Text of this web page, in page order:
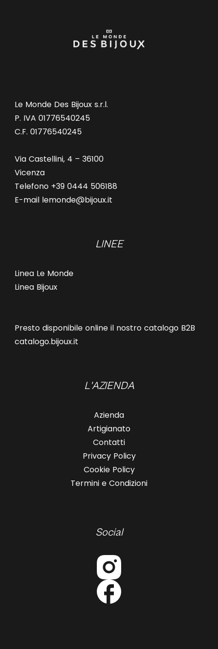
Le Monde Des Bijoux s.r.l.
P. IVA 01776540245
C.F. 01776540245
Via Castellini, 4 – 36100
Vicenza
Telefono +39 0444 506188
E-mail lemonde@bijoux.it
LINEE
Linea Le Monde
Linea Bijoux
Presto disponibile online il nostro catalogo B2B
catalogo.bijoux.it
L'AZIENDA
Azienda
Artigianato
Contatti
Privacy Policy
Cookie Policy
Termini e Condizioni
Social